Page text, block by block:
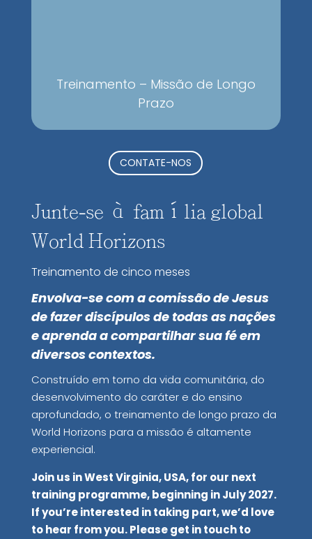
Treinamento – Missão de Longo
Prazo
CONTATE-NOS
Junte-se à família global
World Horizons
Treinamento de cinco meses
Envolva-se com a comissão de Jesus
de fazer discípulos de todas as nações
e aprenda a compartilhar sua fé em
diversos contextos.
Construído em torno da vida comunitária, do
desenvolvimento do caráter e do ensino
aprofundado, o treinamento de longo prazo da
World Horizons para a missão é altamente
experiencial.
Join us in West Virginia, USA, for our next
training programme, beginning in July 2027.
If you’re interested in taking part, we’d love
to hear from you. Please get in touch to